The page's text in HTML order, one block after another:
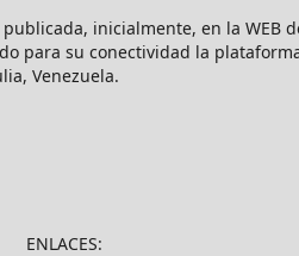
inicialmente, en la WEB
para su conectividad la
Venezuela.
ENLACES: